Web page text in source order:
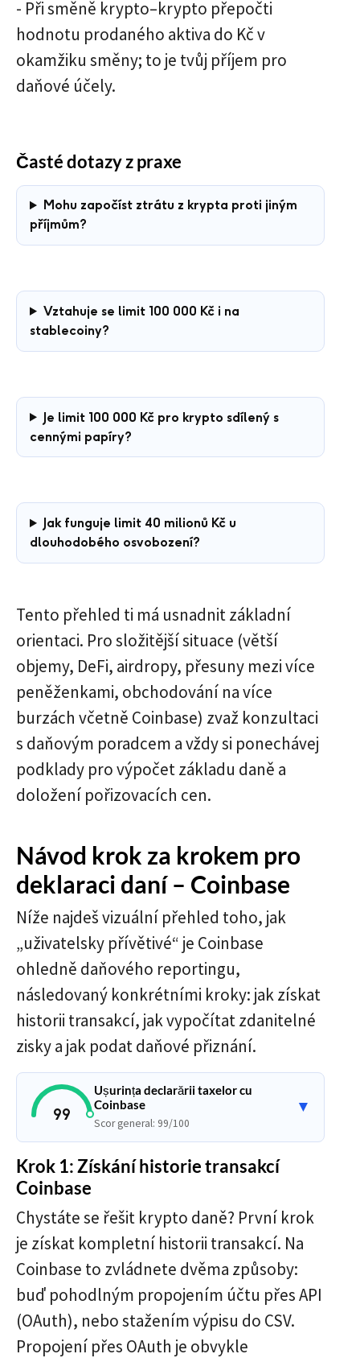
- Při směně krypto–krypto přepočti
hodnotu prodaného aktiva do Kč v
okamžiku směny; to je tvůj příjem pro
daňové účely.
Časté dotazy z praxe
Mohu započíst ztrátu z krypta proti jiným
příjmům?
Vztahuje se limit 100 000 Kč i na
stablecoiny?
Je limit 100 000 Kč pro krypto sdílený s
cennými papíry?
Jak funguje limit 40 milionů Kč u
dlouhodobého osvobození?
Tento přehled ti má usnadnit základní
orientaci. Pro složitější situace (větší
objemy, DeFi, airdropy, přesuny mezi více
peněženkami, obchodování na více
burzách včetně Coinbase) zvaž konzultaci
s daňovým poradcem a vždy si ponechávej
podklady pro výpočet základu daně a
doložení pořizovacích cen.
Návod krok za krokem pro
deklaraci daní – Coinbase
Níže najdeš vizuální přehled toho, jak
„uživatelsky přívětivé“ je Coinbase
ohledně daňového reportingu,
následovaný konkrétními kroky: jak získat
historii transakcí, jak vypočítat zdanitelné
zisky a jak podat daňové přiznání.
99
Ușurința declarării taxelor cu
Coinbase
Scor general: 99/100
▼
Krok 1: Získání historie transakcí
Coinbase
Chystáte se řešit krypto daně? První krok
je získat kompletní historii transakcí. Na
Coinbase to zvládnete dvěma způsoby:
buď pohodlným propojením účtu přes API
(OAuth), nebo stažením výpisu do CSV.
Propojení přes OAuth je obvykle